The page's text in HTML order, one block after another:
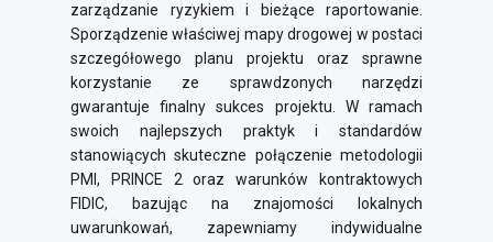
zarządzanie ryzykiem i bieżące raportowanie.
Sporządzenie właściwej mapy drogowej w postaci
szczegółowego planu projektu oraz sprawne
korzystanie ze sprawdzonych narzędzi
gwarantuje finalny sukces projektu. W ramach
swoich najlepszych praktyk i standardów
stanowiących skuteczne połączenie metodologii
PMI, PRINCE 2 oraz warunków kontraktowych
FIDIC, bazując na znajomości lokalnych
uwarunkowań, zapewniamy indywidualne